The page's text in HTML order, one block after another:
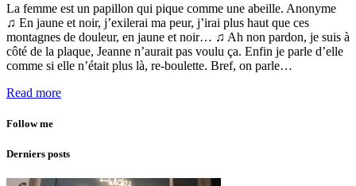
La femme est un papillon qui pique comme une abeille. Anonyme
♫ En jaune et noir, j’exilerai ma peur, j’irai plus haut que ces
montagnes de douleur, en jaune et noir… ♫ Ah non pardon, je suis à
côté de la plaque, Jeanne n’aurait pas voulu ça. Enfin je parle d’elle
comme si elle n’était plus là, re-boulette. Bref, on parle…
Read more
Follow me
Derniers posts